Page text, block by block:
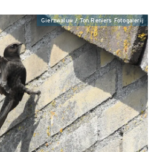
Gierzwaluw / Ton Reniers Fotogalerij